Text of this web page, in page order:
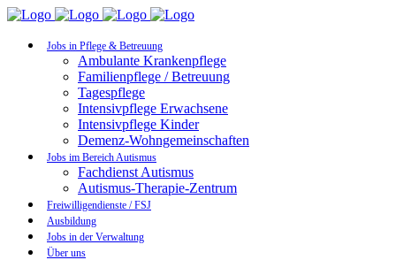
Jobs in Pflege & Betreuung
Ambulante Krankenpflege
Familienpflege / Betreuung
Tagespflege
Intensivpflege Erwachsene
Intensivpflege Kinder
Demenz-Wohngemeinschaften
Jobs im Bereich Autismus
Fachdienst Autismus
Autismus-Therapie-Zentrum
Freiwilligendienste / FSJ
Ausbildung
Jobs in der Verwaltung
Über uns